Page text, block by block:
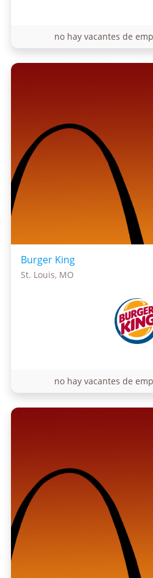
no hay vacantes de
Burger King
St. Louis, MO
no hay vacantes de